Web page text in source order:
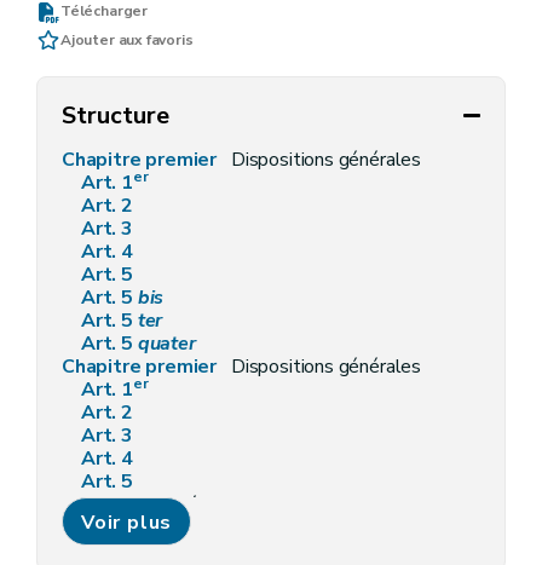
Télécharger
Ajouter aux favoris
Structure
Chapitre premier Dispositions générales
Art. 1er
Art. 2
Art. 3
Art. 4
Art. 5
Art. 5 bis
Art. 5 ter
Art. 5 quater
Chapitre premier Dispositions générales
Art. 1er
Art. 2
Art. 3
Art. 4
Art. 5
Chapitre II Prévention et limitation de la production des déchets et de leur nocivité
Art. 6
Chapitre II Prévention et limitation de la production des déchets et de leur nocivité
Voir plus